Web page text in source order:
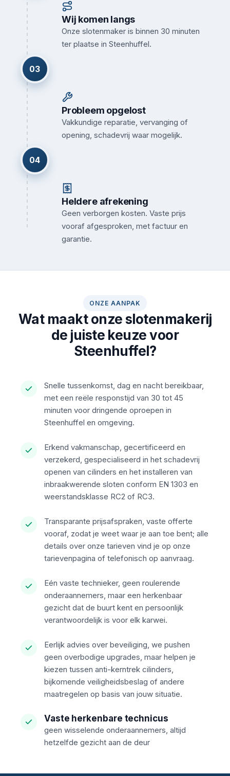
Wij komen langs
Onze slotenmaker is binnen 30 minuten
ter plaatse in Steenhuffel.
03
Probleem opgelost
Vakkundige reparatie, vervanging of
opening, schadevrij waar mogelijk.
04
Heldere afrekening
Geen verborgen kosten. Vaste prijs
vooraf afgesproken, met factuur en
garantie.
ONZE AANPAK
Wat maakt onze slotenmakerij
de juiste keuze voor
Steenhuffel?
Snelle tussenkomst, dag en nacht bereikbaar,
met een reële responstijd van 30 tot 45
minuten voor dringende oproepen in
Steenhuffel en omgeving.
Erkend vakmanschap, gecertificeerd en
verzekerd, gespecialiseerd in het schadevrij
openen van cilinders en het installeren van
inbraakwerende sloten conform EN 1303 en
weerstandsklasse RC2 of RC3.
Transparante prijsafspraken, vaste offerte
vooraf, zodat je weet waar je aan toe bent; alle
details over onze tarieven vind je op onze
tarievenpagina of telefonisch op aanvraag.
Eén vaste technieker, geen roulerende
onderaannemers, maar een herkenbaar
gezicht dat de buurt kent en persoonlijk
verantwoordelijk is voor elk karwei.
Eerlijk advies over beveiliging, we pushen
geen overbodige upgrades, maar helpen je
kiezen tussen anti-kerntrek cilinders,
bijkomende veiligheidsbeslag of andere
maatregelen op basis van jouw situatie.
Vaste herkenbare technicus
geen wisselende onderaannemers, altijd
hetzelfde gezicht aan de deur